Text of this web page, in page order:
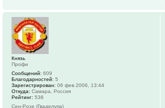
Князь
Профи
Сообщений: 609
Благодарностей: 5
Зарегистрирован: 06 фев 2006, 13:44
Откуда: Самара, Россия
Рейтинг: 538
Сен-Розе (Гваделупа)